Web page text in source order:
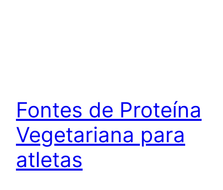
Fontes de Proteína
Vegetariana para
atletas